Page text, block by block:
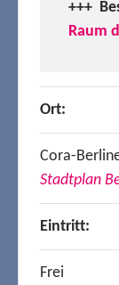
+++
Raum
Ort:
Cora-
Stadtplan
Eintritt:
Frei